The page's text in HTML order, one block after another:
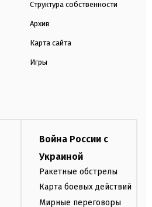
Структура собственности
Архив
Карта сайта
Игры
Война России с
Украиной
Ракетные обстрелы
Карта боевых действий
Мирные переговоры